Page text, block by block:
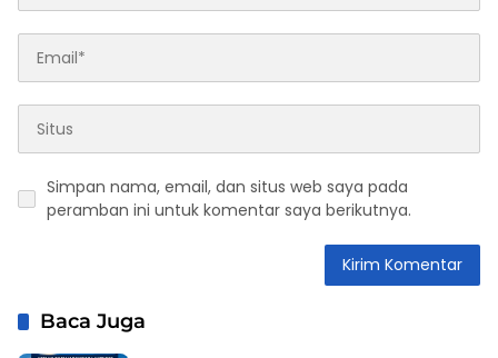
Simpan nama, email, dan situs web saya pada
peramban ini untuk komentar saya berikutnya.
Baca Juga